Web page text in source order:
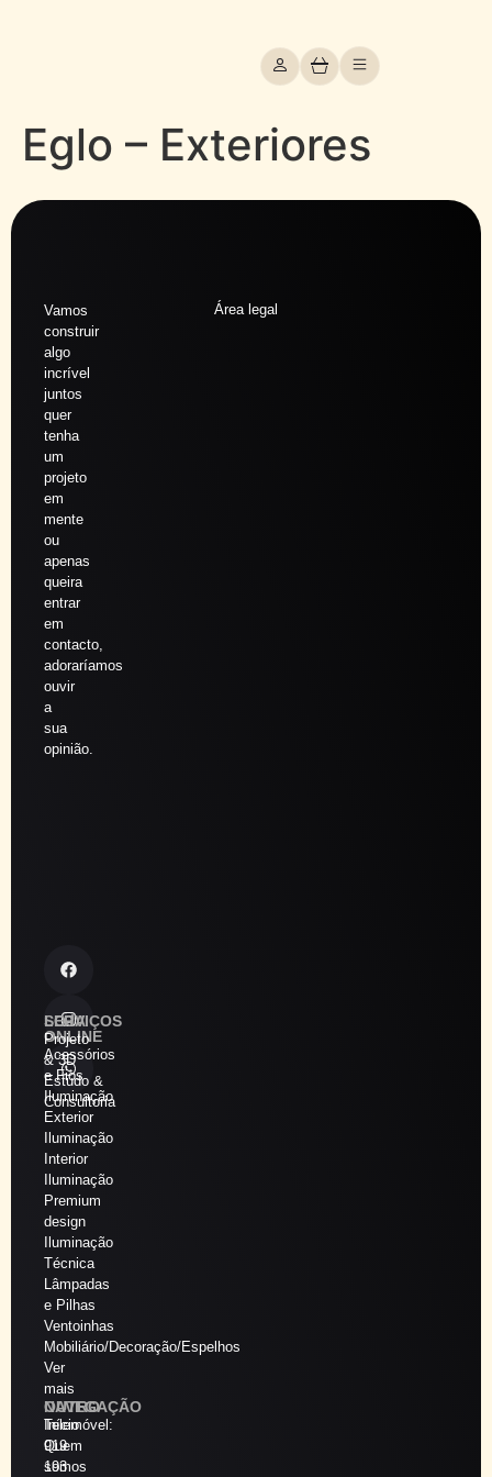
Eglo – Exteriores
Vamos
construir
algo
incrível
juntos
quer
tenha
um
projeto
em
mente
ou
apenas
queira
entrar
em
contacto,
adoraríamos
ouvir
a
sua
opinião.
SERVIÇOS
Projeto
& 3D
Estudo &
Consultoria
LOJA
ONLINE
Acessórios
e Fios
Iluminação
Exterior
Iluminação
Interior
Iluminação
Premium
design
Iluminação
Técnica
Lâmpadas
e Pilhas
Ventoinhas
Mobiliário/Decoração/Espelhos
Ver
mais
NAVEGAÇÃO
Início
Quem
somos
OUTRO
Telemóvel:
919
193
Área legal